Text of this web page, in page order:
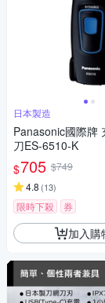
日本製造
Panasonic國際牌
刀ES-6510-K
$705 $749
4.8 (13)
限時下殺 券
加入購